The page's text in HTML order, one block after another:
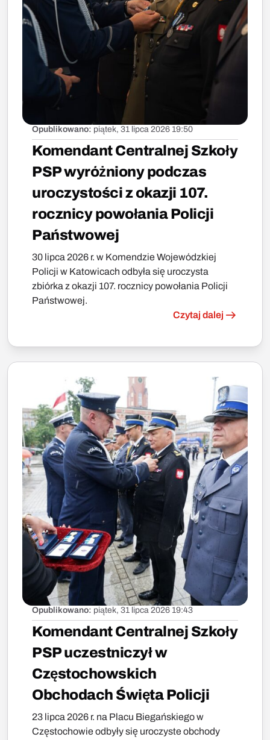
Opublikowano: piątek, 31 lipca 2026 19:50
Komendant Centralnej Szkoły
PSP wyróżniony podczas
uroczystości z okazji 107.
rocznicy powołania Policji
Państwowej
30 lipca 2026 r. w Komendzie Wojewódzkiej
Policji w Katowicach odbyła się uroczysta
zbiórka z okazji 107. rocznicy powołania Policji
Państwowej.
Czytaj dalej
Opublikowano: piątek, 31 lipca 2026 19:43
Komendant Centralnej Szkoły
PSP uczestniczył w
Częstochowskich
Obchodach Święta Policji
23 lipca 2026 r. na Placu Biegańskiego w
Częstochowie odbyły się uroczyste obchody